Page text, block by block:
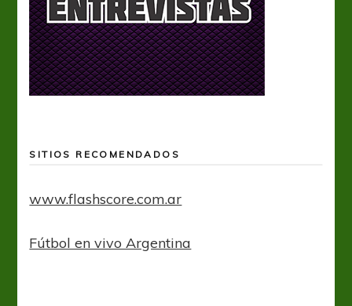
SITIOS RECOMENDADOS
www.flashscore.com.ar
Fútbol en vivo Argentina